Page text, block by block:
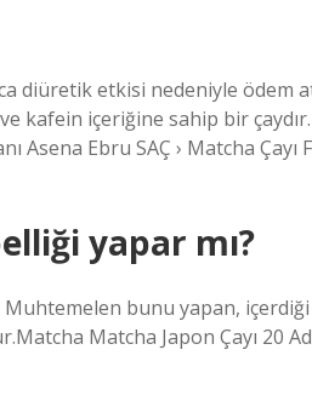
diüretik etkisi nedeniyle ödem
kafein içeriğine sahip bir çaydır.
Asena Ebru SAÇ › Matcha Çayı
yapar mı?
bunu yapan,
Matcha Japon Çayı 20